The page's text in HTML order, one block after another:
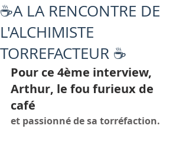
☕A LA RENCONTRE DE
L'ALCHIMISTE
TORREFACTEUR ☕
Pour ce 4ème interview,
Arthur, le fou furieux de
café
et passionné de sa torréfaction.